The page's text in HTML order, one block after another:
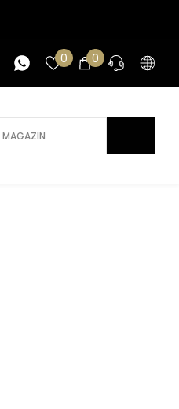
0Liste
de
favorite
00
articole